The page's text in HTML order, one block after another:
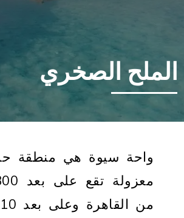
الملح الصخري
واحة سيوة هي منطقة